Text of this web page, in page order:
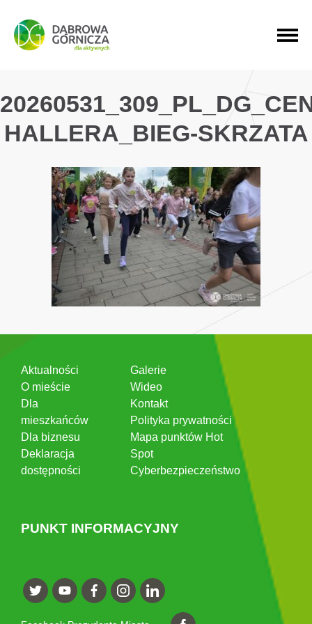
PRZEJDŹ DO MENU GŁÓWNEGO
PRZEJDŹ DO WYSZUKIWARKI
PRZEJDŹ DO TREŚCI
HALLERA_BIEG-SKRZATA
Aktualności
O mieście
Dla
mieszkańców
Dla biznesu
Deklaracja
dostępności
Galerie
Wideo
Kontakt
Polityka prywatności
Mapa punktów Hot
Spot
Cyberbezpieczeństwo
PUNKT INFORMACYJNY